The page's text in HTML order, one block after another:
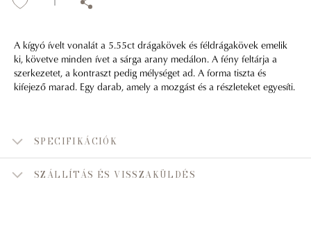
A kígyó ívelt vonalát a 5.55ct drágakövek és féldrágakövek emelik
ki, követve minden ívet a sárga arany medálon. A fény feltárja a
szerkezetet, a kontraszt pedig mélységet ad. A forma tiszta és
kifejező marad. Egy darab, amely a mozgást és a részleteket egyesíti.
SPECIFIKÁCIÓK
SZÁLLÍTÁS ÉS VISSZAKÜLDÉS